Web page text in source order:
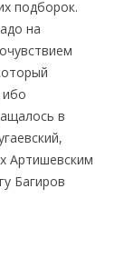
подборок.
на
ибо
в
Артишевским
Багиров